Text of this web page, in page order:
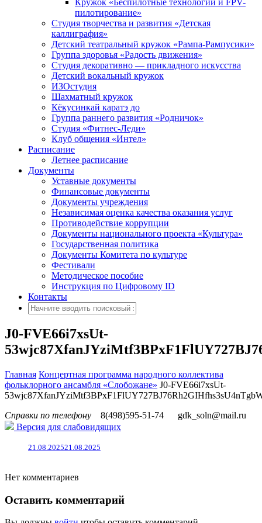
Кружок «Беспилотные технологии и FPV-
пилотирование»
Студия творчества и развития «Детская
каллиграфия»
Детский театральный кружок «Рампа-Рампусики»
Группа здоровья «Радость движения»
Студия декоративно — прикладного искусства
Детский вокальный кружок
ИЗОстудия
Шахматный кружок
Кёкусинкай каратэ до
Группа раннего развития «Родничок»
Cтудия «Фитнес-Леди»
Клуб общения «Интел»
Расписание
Летнее расписание
Документы
Уставные документы
Финансовые документы
Документы учреждения
Независимая оценка качества оказания услуг
Противодействие коррупции
Документы национального проекта «Культура»
Государственная политика
Документы Комитета по культуре
Фестивали
Методическое пособие
Инструкция по Цифровому ID
Контакты
J0-FVE66i7xsUt-
Главная Концертная программа народного коллектива
фольклорного ансамбля «Слобожане» J0-FVE66i7xsUt-
Справки по телефону
8(498)595-51-74
gdk_soln@mail.ru
Версия для слабовидящих
21.08.202521.08.2025
Нет комментариев
Оставить комментарий